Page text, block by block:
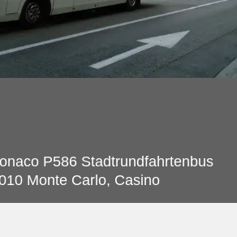
P586 Stadtrundfahrtenbus
Monte Carlo, Casino